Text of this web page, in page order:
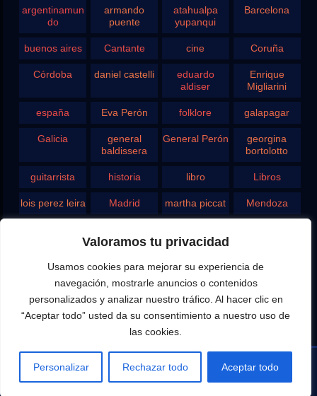
Valoramos tu privacidad
Usamos cookies para mejorar su experiencia de
navegación, mostrarle anuncios o contenidos
personalizados y analizar nuestro tráfico. Al hacer clic en
“Aceptar todo” usted da su consentimiento a nuestro uso de
las cookies.
Personalizar Rechazar todo Aceptar todo
argentinamun
do
armando
puente
atahualpa
yupanqui
Barcelona
buenos aires Cantante cine Coruña
Córdoba daniel castelli
eduardo
aldiser
Enrique
Migliarini
españa Eva Perón folklore galapagar
Galicia
general
baldissera
General Perón
georgina
bortolotto
guitarrista historia libro Libros
lois perez leira Madrid martha piccat Mendoza
Rodolfo
Ghezzi
rosario san juan santa fe
Tango teatro television vigo
yupanqui
Editado por Eduardo Aldiser para la difusión del Canal